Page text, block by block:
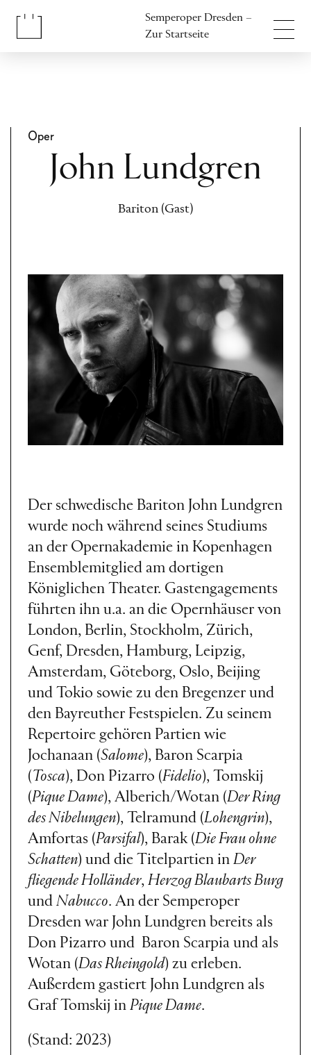
Semperoper Dresden –
Zur Startseite
Oper
John Lundgren
Bariton (Gast)
Der schwedische Bariton John Lundgren
wurde noch während seines Studiums
an der Opernakademie in Kopenhagen
Ensemblemitglied am dortigen
Königlichen Theater. Gastengagements
führten ihn u.a. an die Opernhäuser von
London, Berlin, Stockholm, Zürich,
Genf, Dresden, Hamburg, Leipzig,
Amsterdam, Göteborg, Oslo, Beijing
und Tokio sowie zu den Bregenzer und
den Bayreuther Festspielen. Zu seinem
Repertoire gehören Partien wie
Jochanaan (Salome), Baron Scarpia
(Tosca), Don Pizarro (Fidelio), Tomskij
(Pique Dame), Alberich/Wotan (Der Ring
des Nibelungen), Telramund (Lohengrin),
Amfortas (Parsifal), Barak (Die Frau ohne
Schatten) und die Titelpartien in Der
fliegende Holländer, Herzog Blaubarts Burg
und Nabucco. An der Semperoper
Dresden war John Lundgren bereits als
Don Pizarro und Baron Scarpia und als
Wotan (Das Rheingold) zu erleben.
Außerdem gastiert John Lundgren als
Graf Tomskij in Pique Dame.
(Stand: 2023)